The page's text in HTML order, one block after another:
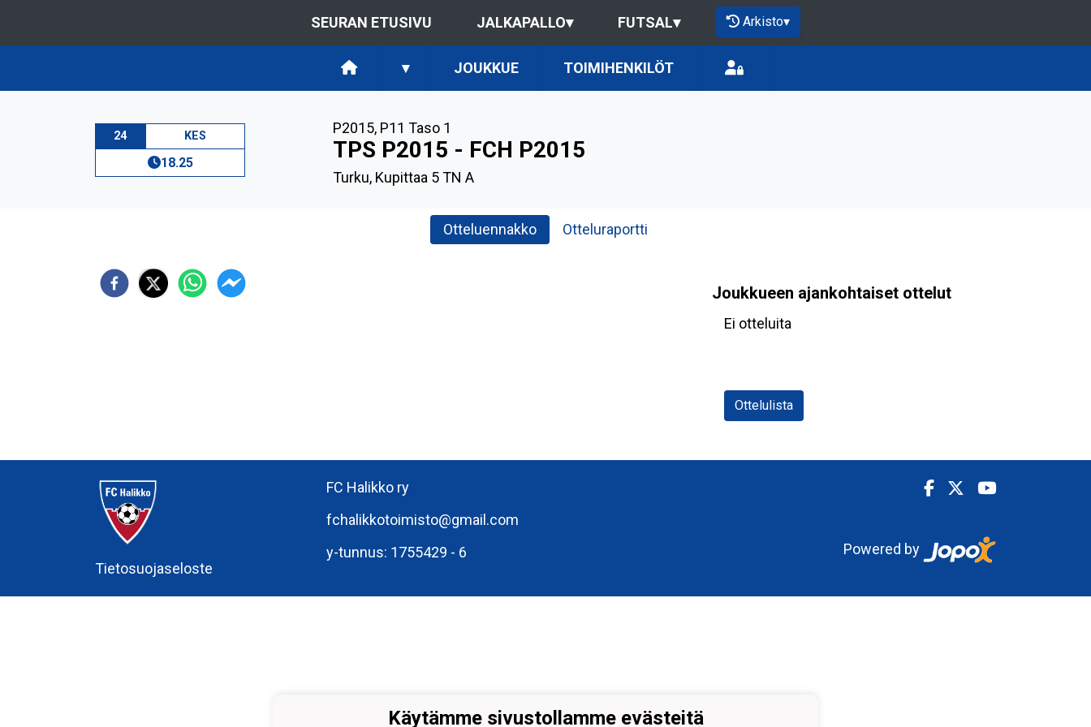
SEURAN ETUSIVU JALKAPALLO▾ FUTSAL▾ Arkisto▾
▾ JOUKKUE TOIMIHENKILÖT
24 KES
18.25
P2015, P11 Taso 1
TPS P2015 - FCH P2015
Turku, Kupittaa 5 TN A
Otteluennakko Otteluraportti
Joukkueen ajankohtaiset ottelut
Ei otteluita
Ottelulista
Tietosuojaseloste
FC Halikko ry
fchalikkotoimisto@gmail.com
y-tunnus: 1755429 - 6
Powered by
Käytämme sivustollamme evästeitä